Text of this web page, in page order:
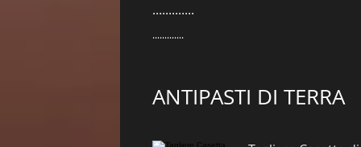
.............
.............
ANTIPASTI DI TERRA